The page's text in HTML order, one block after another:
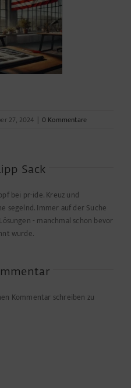
27, 2024 | 0 Kommentare
Sack
bei pr-ide. Kreuz und
segelnd. Immer auf der Suche
- manchmal schon bevor
wurde.
Kommentar schreiben zu